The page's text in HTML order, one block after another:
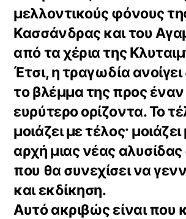
μελλοντικούς φόνους
Κασσάνδρας και του
από τα χέρια της
Έτσι, η τραγωδία
το βλέμμα της προς
ευρύτερο ορίζοντα. Το
μοιάζει με τέλος·
αρχή μιας νέας
που θα συνεχίσει να
και εκδίκηση.
Αυτό ακριβώς είναι που